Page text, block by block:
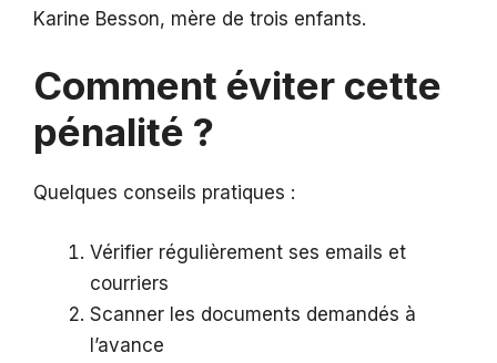
Karine Besson, mère de trois enfants.
Comment éviter cette
pénalité ?
Quelques conseils pratiques :
Vérifier régulièrement ses emails et
courriers
Scanner les documents demandés à
l’avance